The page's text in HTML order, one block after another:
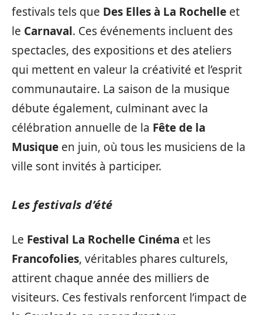
festivals tels que Des Elles à La Rochelle et
le Carnaval. Ces événements incluent des
spectacles, des expositions et des ateliers
qui mettent en valeur la créativité et l’esprit
communautaire. La saison de la musique
débute également, culminant avec la
célébration annuelle de la Fête de la
Musique en juin, où tous les musiciens de la
ville sont invités à participer.
Les festivals d’été
Le Festival La Rochelle Cinéma et les
Francofolies, véritables phares culturels,
attirent chaque année des milliers de
visiteurs. Ces festivals renforcent l’impact de